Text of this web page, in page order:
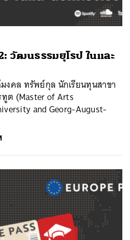
วัฒนธรรมยุโรป ในและ
คล ทรัพย์กุล นักเรียนทุนสาขา
ต (Master of Arts
and Georg-August-